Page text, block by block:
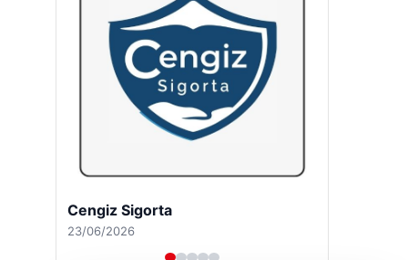
Cengiz Sigorta
23/06/2026